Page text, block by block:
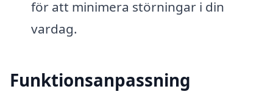
för att minimera störningar i din
vardag.
Funktionsanpassning